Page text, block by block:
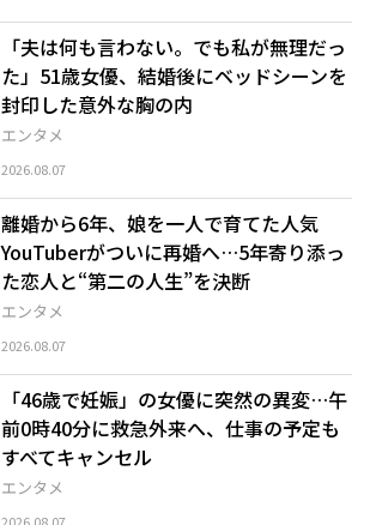
エンタメ
「夫は何も言わない。でも私が無理だっ
た」51歳女優、結婚後にベッドシーンを
封印した意外な胸の内
2026.08.07
エンタメ
離婚から6年、娘を一人で育てた人気
YouTuberがついに再婚へ…5年寄り添っ
た恋人と“第二の人生”を決断
2026.08.07
エンタメ
「46歳で妊娠」の女優に突然の異変…午
前0時40分に救急外来へ、仕事の予定も
すべてキャンセル
2026.08.07